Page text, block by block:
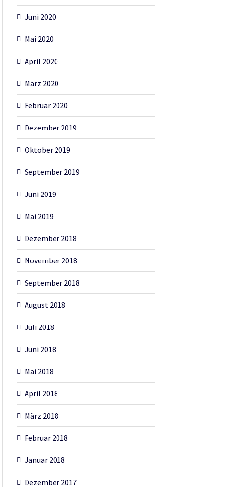
Juni 2020
Mai 2020
April 2020
März 2020
Februar 2020
Dezember 2019
Oktober 2019
September 2019
Juni 2019
Mai 2019
Dezember 2018
November 2018
September 2018
August 2018
Juli 2018
Juni 2018
Mai 2018
April 2018
März 2018
Februar 2018
Januar 2018
Dezember 2017